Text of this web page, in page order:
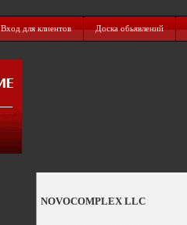
Вход для клиентов Доска обьявлений
NOVOCOMPLEX LLC